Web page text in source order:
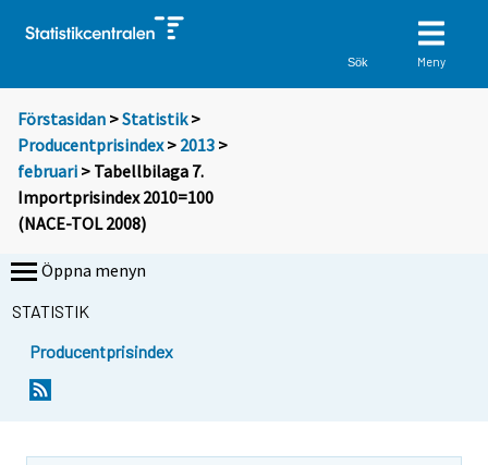
Sök Meny
Förstasidan >Statistik >
Producentprisindex> 2013 >
februari > Tabellbilaga 7.
Importprisindex 2010=100
(NACE-TOL 2008)
Öppna menyn
STATISTIK
Producentprisindex